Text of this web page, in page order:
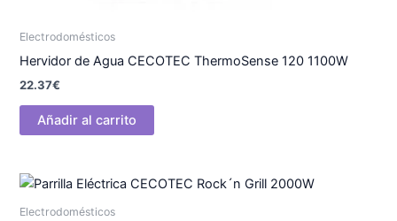
Electrodomésticos
Hervidor de Agua CECOTEC ThermoSense 120 1100W
22.37€
Añadir al carrito
Electrodomésticos